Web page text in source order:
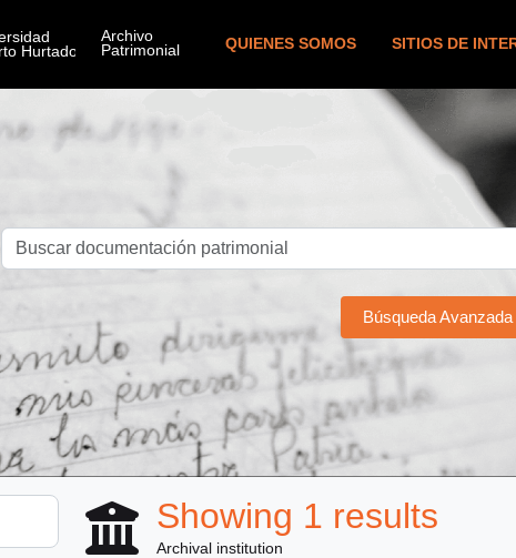
QUIENES SOMOS SITIOS DE
Búsqueda Avanzada
Showing 1 results
Archival institution